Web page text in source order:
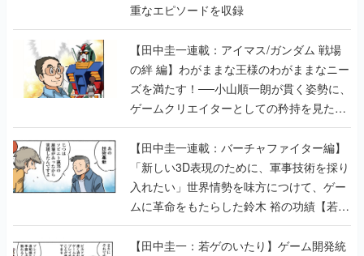
重なエピソードを収録
【田中圭一連載：アイマス/ガンダム 戦場
の絆 編】わがままな王様のわがままなニー
ズを満たす！──小山順一朗が貫く姿勢に、
ゲームクリエイターとしての矜持を見た
【若ゲのいたり最終回】
【田中圭一連載：バーチャファイター編】
「新しい3D表現のために、軍事技術を採り
入れたい」世界情勢を味方につけて、ゲー
ムに革命をもたらした鈴木 裕の功績【若ゲ
のいたり】
【田中圭一：若ゲのいたり】ゲーム開発統